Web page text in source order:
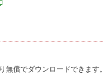
無償でダウンロードできます。